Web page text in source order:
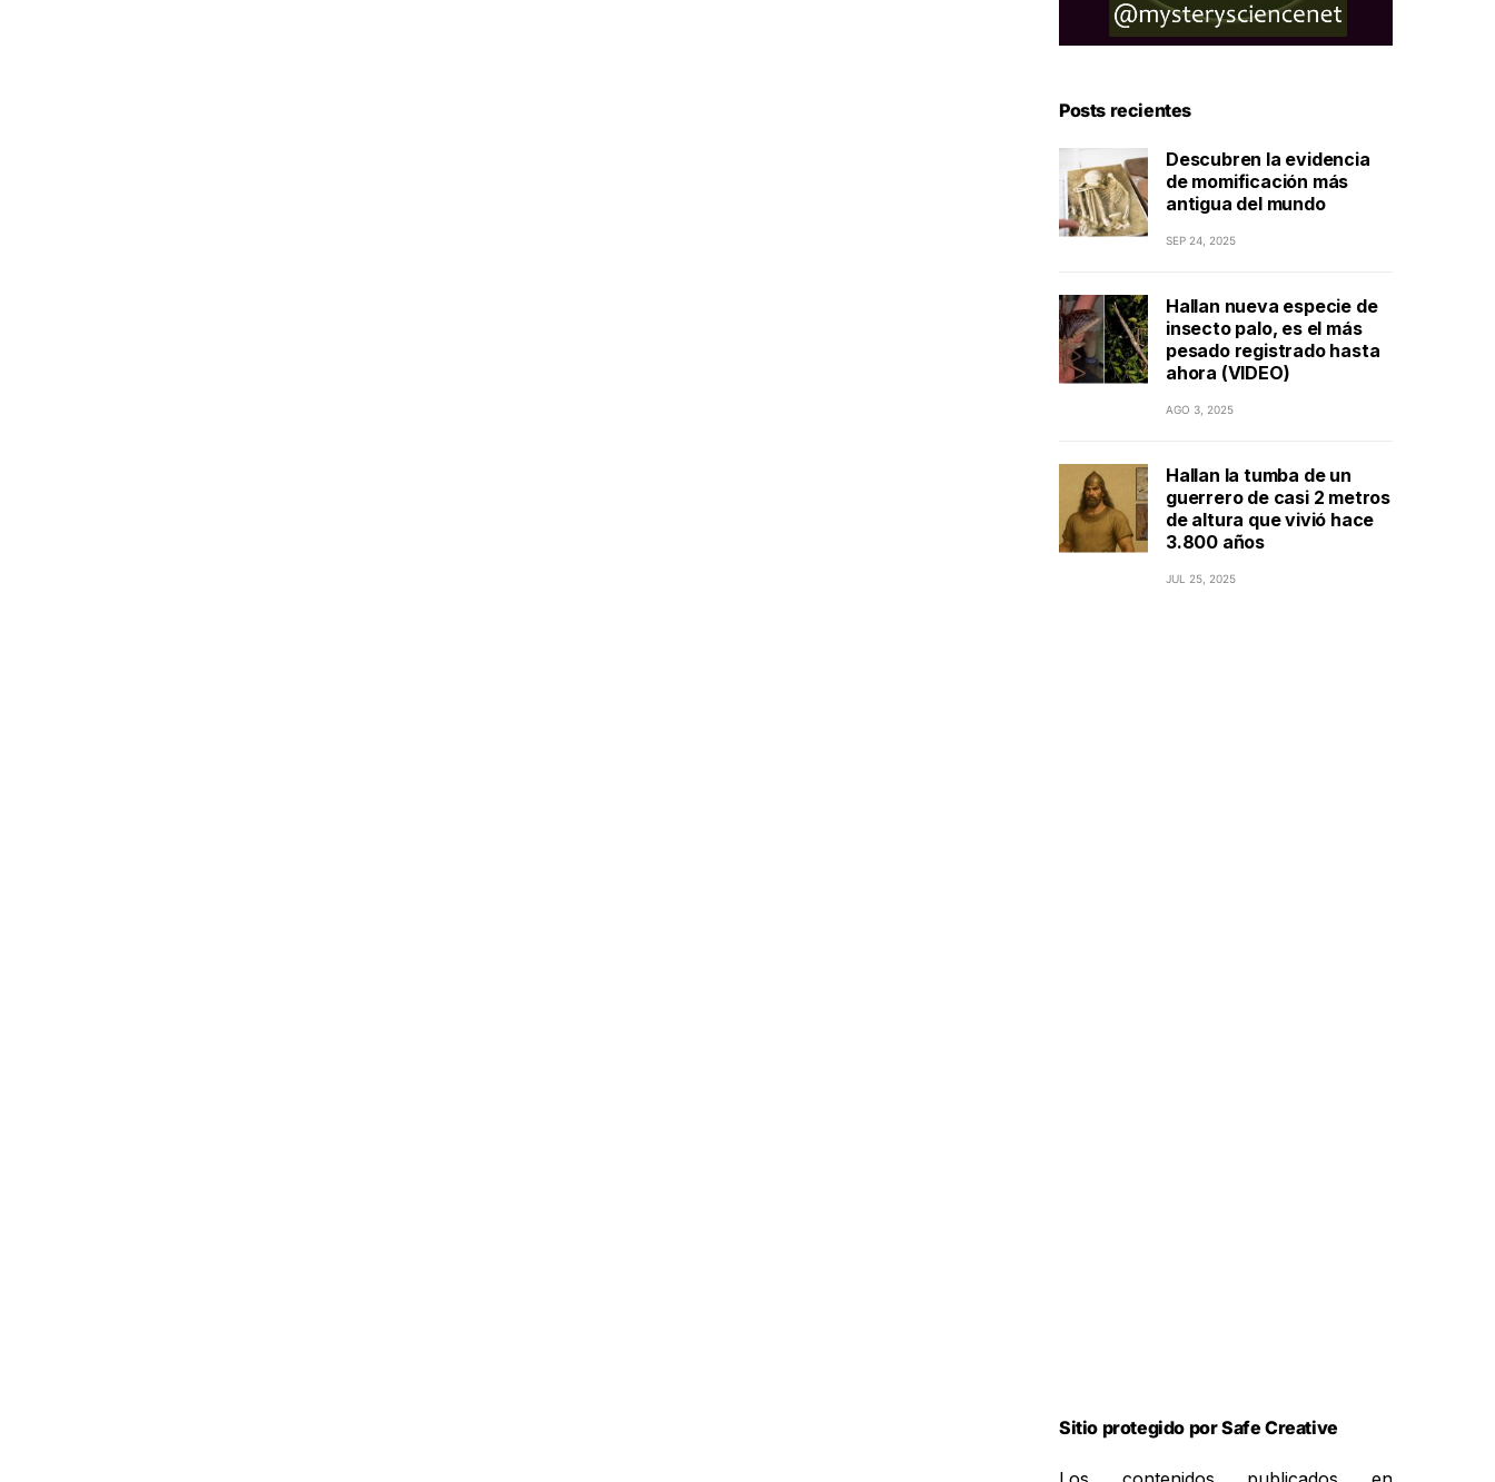
Posts recientes
Descubren la evidencia
de momificación más
antigua del mundo
SEP 24, 2025
Hallan nueva especie de
insecto palo, es el más
pesado registrado hasta
ahora (VIDEO)
AGO 3, 2025
Hallan la tumba de un
guerrero de casi 2 metros
de altura que vivió hace
3.800 años
JUL 25, 2025
Sitio protegido por Safe Creative